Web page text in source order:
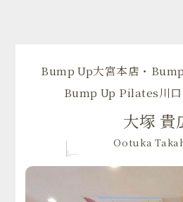
Bump Up大宮本店・
Bump Up Pilates川口
大塚 貴
Ootuka